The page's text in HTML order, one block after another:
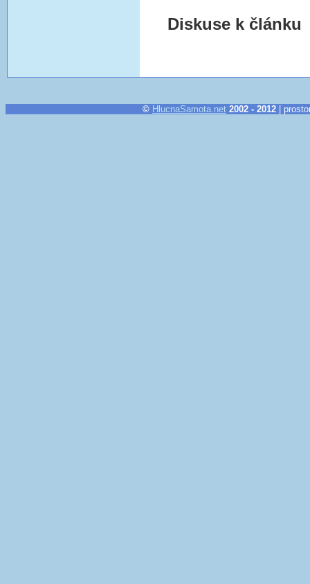
Diskuse k článku
© HlucnaSamota.net 2002 - 2012 |